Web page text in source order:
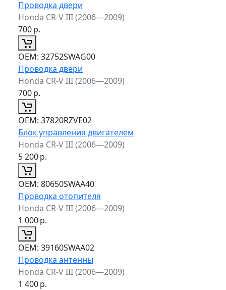
Проводка двери
Honda CR-V III (2006—2009)
700р.
ОЕМ: 32752SWAG00
Проводка двери
Honda CR-V III (2006—2009)
700р.
ОЕМ: 37820RZVE02
Блок управления двигателем
Honda CR-V III (2006—2009)
5 200р.
ОЕМ: 80650SWAA40
Проводка отопителя
Honda CR-V III (2006—2009)
1 000р.
ОЕМ: 39160SWAA02
Проводка антенны
Honda CR-V III (2006—2009)
1 400р.